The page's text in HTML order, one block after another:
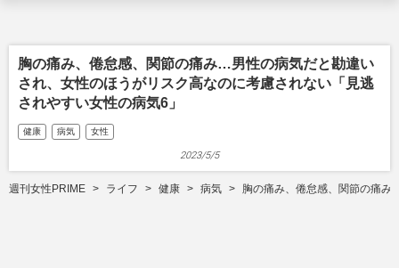
胸の痛み、倦怠感、関節の痛み…男性の病気だと勘違い
され、女性のほうがリスク高なのに考慮されない「見逃
されやすい女性の病気6」
健康 病気 女性
2023/5/5
週刊女性PRIME ライフ 健康 病気 胸の痛み、倦怠感、関節の痛